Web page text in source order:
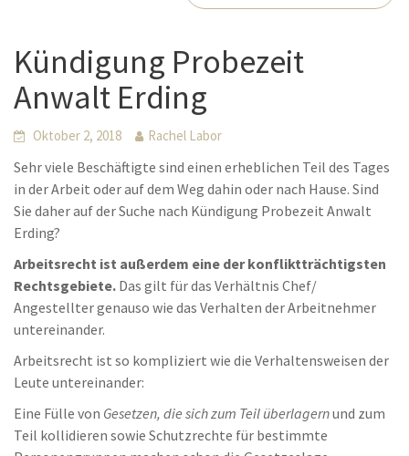
Kündigung Probezeit
Anwalt Erding
Oktober 2, 2018 Rachel Labor
Sehr viele Beschäftigte sind einen erheblichen Teil des Tages
in der Arbeit oder auf dem Weg dahin oder nach Hause. Sind
Sie daher auf der Suche nach Kündigung Probezeit Anwalt
Erding?
Arbeitsrecht ist außerdem eine der konfliktträchtigsten
Rechtsgebiete. Das gilt für das Verhältnis Chef/
Angestellter genauso wie das Verhalten der Arbeitnehmer
untereinander.
Arbeitsrecht ist so kompliziert wie die Verhaltensweisen der
Leute untereinander:
Eine Fülle von Gesetzen, die sich zum Teil überlagernund zum
Teil kollidieren sowie Schutzrechte für bestimmte